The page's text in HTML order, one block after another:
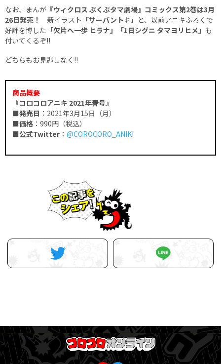
なお、まんが 『ウィクロス ぶくぶタマ劇場』コミックス第2巻は3月
26日発売！
新イラスト 「サーバント♯」 と、以前アニキふろくで
好評を博した 「欠片へ一歩 ヒラナ」「1日シグニ タマヨリヒメ」 も
付いてくるぞ!!
どちらもお見逃しなく!!
商品概要
『コロコロアニキ 2021年春号』
■発売日 ：2021年3月15日（月）
■価格 ：990円（税込）
■公式Twitter ： @COROCORO_ANIKI